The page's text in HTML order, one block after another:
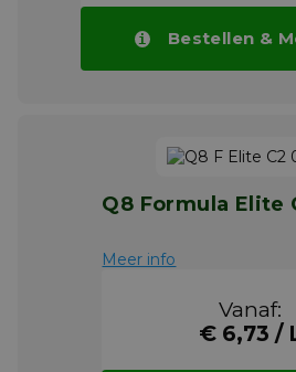
Bestellen &
Q8 Formula
Meer info
Vanaf:
€ 6,73 /